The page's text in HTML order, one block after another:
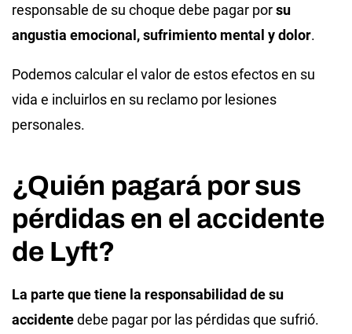
responsable de su choque debe pagar porsu
angustia emocional, sufrimiento mental y dolor.
Podemos calcular el valor de estos efectos en su
vida e incluirlos en su reclamo por lesiones
personales.
¿Quién pagará por sus
pérdidas en el accidente
de Lyft?
La parte que tiene la responsabilidad de su
accidentedebe pagar por las pérdidas que sufrió.